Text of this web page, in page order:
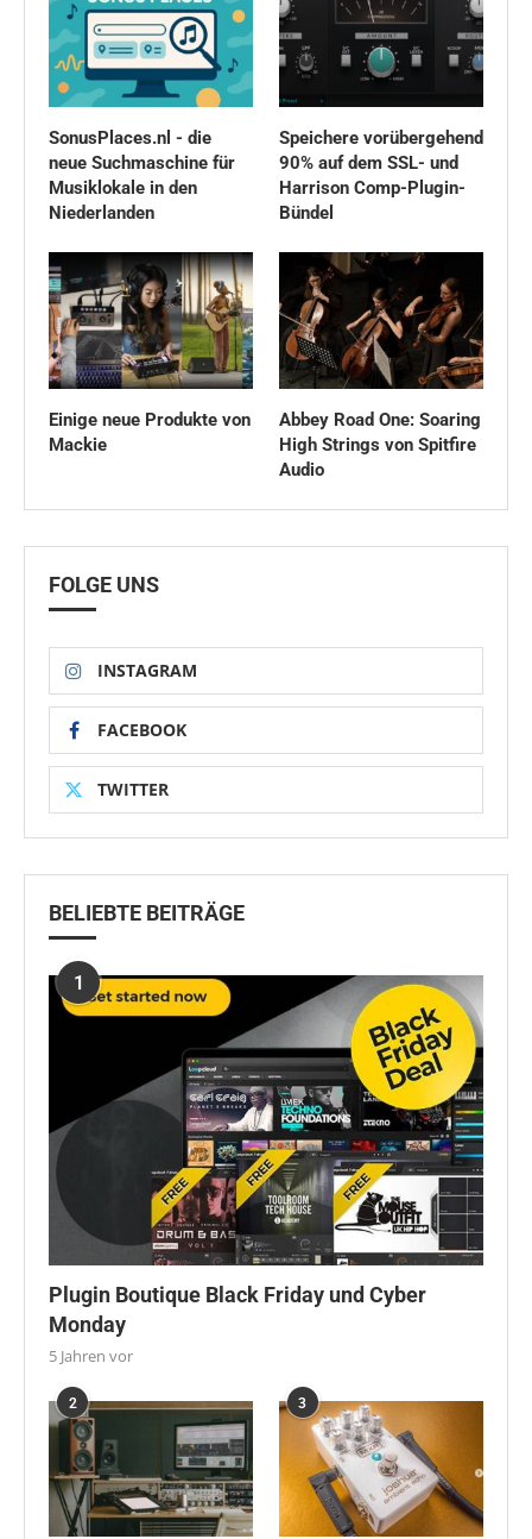
SonusPlaces.nl - die
neue Suchmaschine für
Musiklokale in den
Niederlanden
Speichere vorübergehend
90% auf dem SSL- und
Harrison Comp-Plugin-
Bündel
Einige neue Produkte von
Mackie
Abbey Road One: Soaring
High Strings von Spitfire
Audio
FOLGE UNS
INSTAGRAM
FACEBOOK
TWITTER
BELIEBTE BEITRÄGE
1
Plugin Boutique Black Friday und Cyber
Monday
5 Jahren vor
2 3